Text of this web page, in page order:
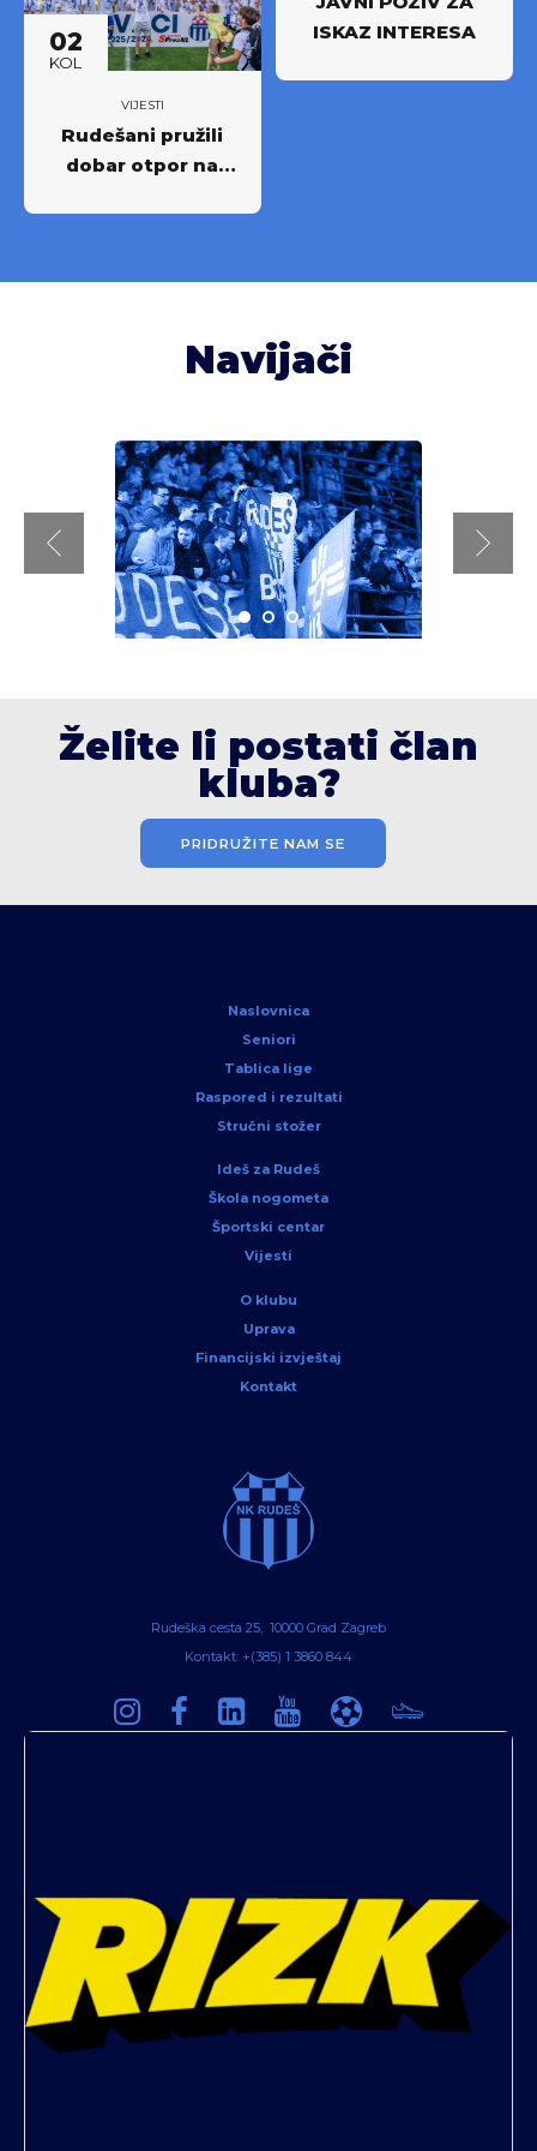
02
KOL
VIJESTI
Rudešani pružili
dobar otpor na
ISKAZ INTERESA
Navijači
Želite li postati član
kluba?
PRIDRUŽITE NAM SE
Naslovnica
Seniori
Tablica lige
Raspored i rezultati
Stručni stožer
Ideš za Rudeš
Škola nogometa
Športski centar
Vijesti
O klubu
Uprava
Financijski izvještaj
Kontakt
Rudeška cesta 25, 10000 Grad Zagreb
Kontakt: +(385) 1 3860 844